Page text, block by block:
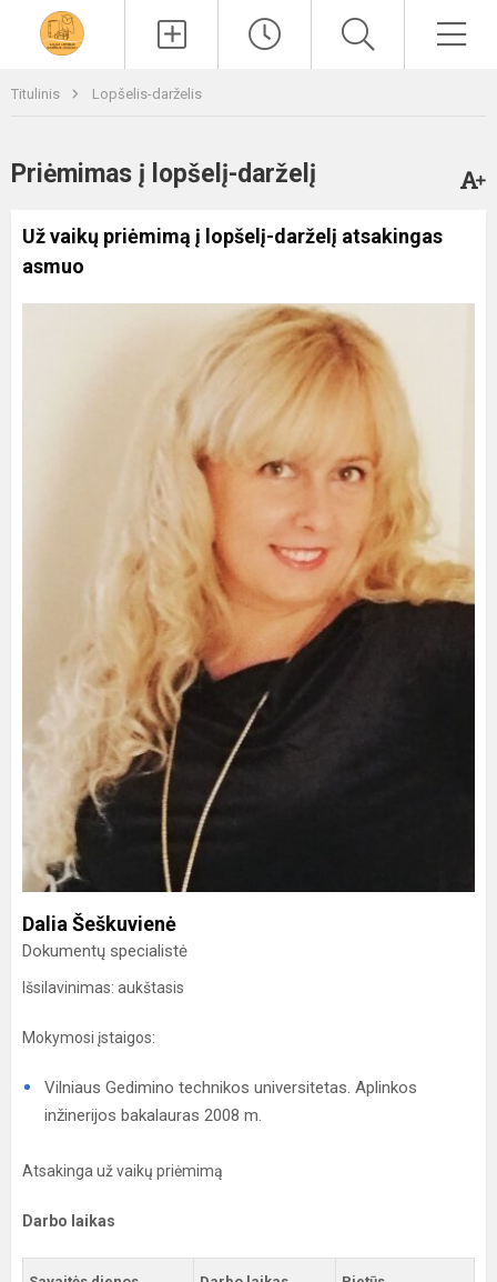
Titulinis Lopšelis-darželis
Priėmimas į lopšelį-darželį
Už vaikų priėmimą į lopšelį-darželį atsakingas
asmuo
Dalia Šeškuvienė
Dokumentų specialistė
Išsilavinimas: aukštasis
Mokymosi įstaigos:
Vilniaus Gedimino technikos universitetas. Aplinkos
inžinerijos bakalauras 2008 m.
Atsakinga už vaikų priėmimą
Darbo laikas